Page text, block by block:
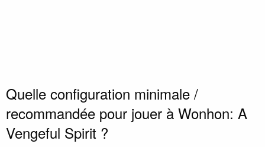
Quelle configuration minimale /
recommandée pour jouer à Wonhon: A
Vengeful Spirit ?